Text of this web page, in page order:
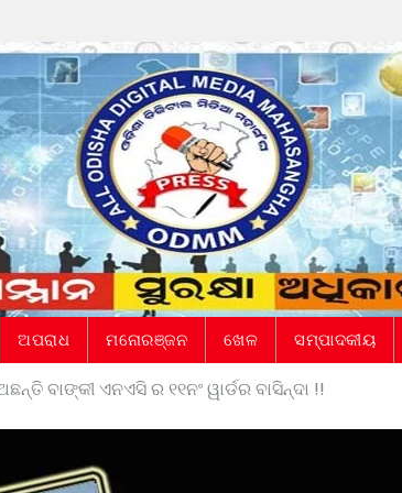
ଅପରାଧ ମନୋରଞ୍ଜନ ଖେଳ ସମ୍ପାଦକୀୟ
ବାଙ୍କୀ ଏନଏସି ର ୧୧ନଂ ୱାର୍ଡର ବାସିନ୍ଦା !!